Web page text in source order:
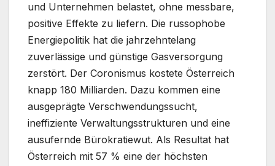
und Unternehmen belastet, ohne messbare,
positive Effekte zu liefern. Die russophobe
Energiepolitik hat die jahrzehntelang
zuverlässige und günstige Gasversorgung
zerstört. Der Coronismus kostete Österreich
knapp 180 Milliarden. Dazu kommen eine
ausgeprägte Verschwendungssucht,
ineffiziente Verwaltungsstrukturen und eine
ausufernde Bürokratiewut. Als Resultat hat
Österreich mit 57 % eine der höchsten